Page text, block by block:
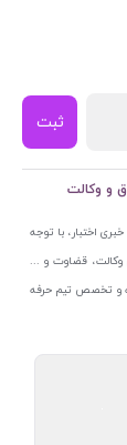
ثبت
و وکالت
اختبار، با توجه
قضاوت و ...
و تخصص تیم حرفه
اندازی و تجهیز